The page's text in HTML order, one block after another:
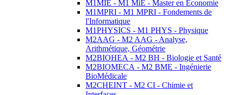
M1MIE - M1 MiE - Master en Economie
M1MPRI - M1 MPRI - Fondements de
l'Informatique
M1PHYSICS - M1 PHYS - Physique
M2AAG - M2 AAG - Analyse,
Arithmétique, Géométrie
M2BIOHEA - M2 BH - Biologie et Santé
M2BIOMECA - M2 BME - Ingénierie
BioMédicale
M2CHEINT - M2 CI - Chimie et